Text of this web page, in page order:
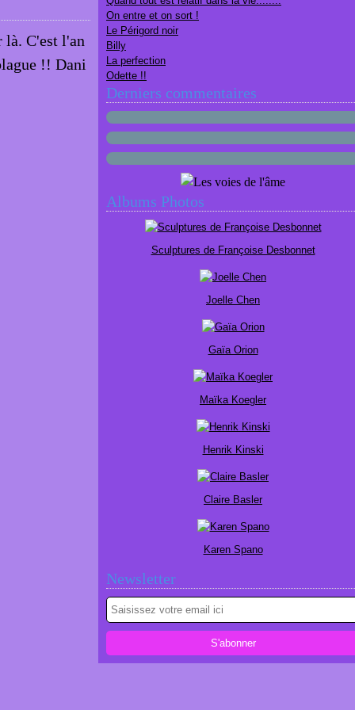
là. C'est l'an
!! Dani
On entre et on sort !
Le Périgord noir
Billy
La perfection
Odette !!
Derniers commentaires
Albums Photos
Sculptures de Françoise Desbonnet
Joelle Chen
Gaïa Orion
Maïka Koegler
Henrik Kinski
Claire Basler
Karen Spano
Newsletter